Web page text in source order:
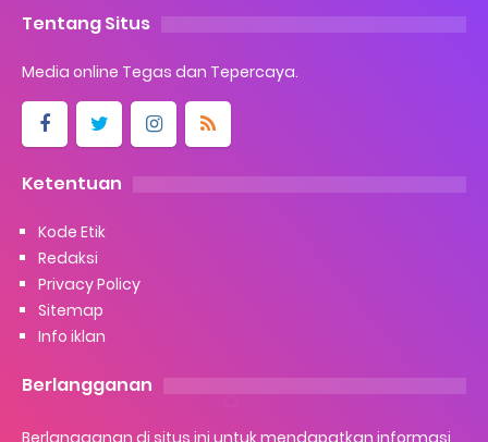
Tentang Situs
Media online Tegas dan Tepercaya.
Ketentuan
Kode Etik
Redaksi
Privacy Policy
Sitemap
Info iklan
Berlangganan